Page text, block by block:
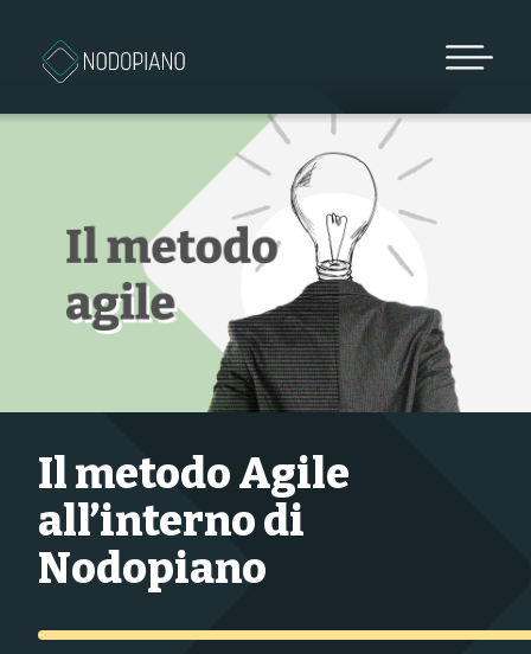
Il metodo Agile
all’interno di
Nodopiano